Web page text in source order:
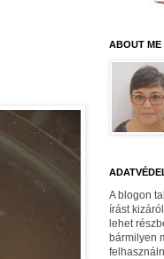
ABOUT ME
A blogon
írást
lehet
bármilyen